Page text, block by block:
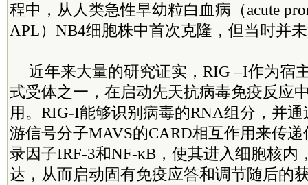
程中，从人类急性早幼粒白血病（acute
APL）NB4细胞株中首次克隆，但当时并
近年来大量的研究证实，RIG –I作为宿
式受体之一，在启动先天抗病毒免疫反应
用。RIG-I能够识别病毒的RNA组分，并
游信号分子MAVS的CARD相互作用来传
录因子IRF-3和NF-κB，使其进入细胞核内
达，从而启动固有免疫应答和调节随后的